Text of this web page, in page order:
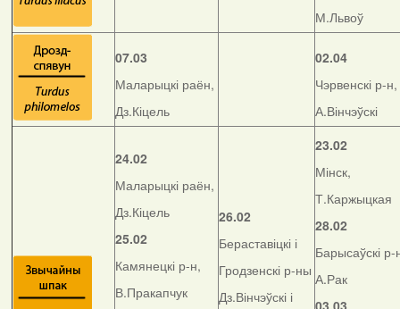
М.Львоў
07.03
Маларыцкі раён,
Дз.Кіцель
02.04
Чэрвенскі р-н,
А.Вінчэўскі
24.02
Маларыцкі раён,
Дз.Кіцель
25.02
Камянецкі р-н,
В.Пракапчук
26.02
Бераставіцкі і
Гродзенскі р-ны
Дз.Вінчэўскі і
23.02
Мінск,
Т.Каржыцкая
28.02
Барысаўскі р-
А.Рак
03.03